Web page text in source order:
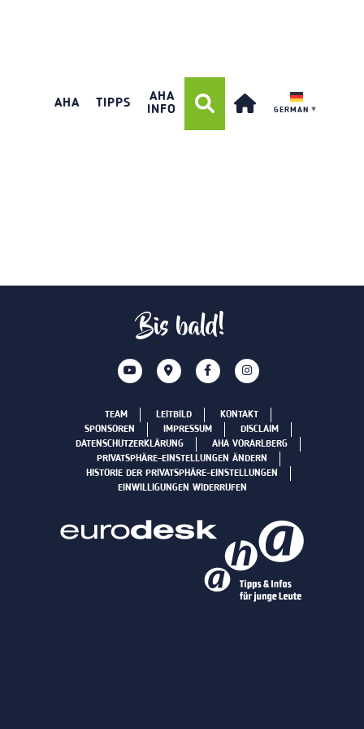
AHA TIPPS
AHA
INFO
GERMAN ▼
Bis bald!
TEAM LEITBILD
KONTAKT
SPONSOREN
IMPRESSUM
DISCLAIM
DATENSCHUTZERKLÄRUNG
AHA VORARLBERG
PRIVATSPHÄRE-EINSTELLUNGEN ÄNDERN
HISTORIE DER PRIVATSPHÄRE-EINSTELLUNGEN
EINWILLIGUNGEN WIDERRUFEN